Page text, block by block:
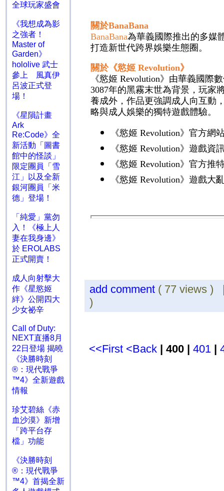
全球玩家盛會
《我想成為影
之強者！
Master of
Garden》
hololive 武士
參上 風真伊
呂波正式登
場！
《星隕計畫
Ark
Re:Code》全
新活動「圖書
館中的怪談」
限定團員「雪
江」以及全新
銀河團員「米
德」登場！
「純愛」黨勿
入！《極上人
妻在我身邊》
於 EROLABS
正式開賣！
成人向射擊大
作《星慾姬
絆》公開四大
少女祕辛
Call of Duty:
NEXT直播8月
22日登場 揭曉
《決勝時刻
®：現代戰爭
™4》全新遊戲
情報
珍艾碧絲《赤
血沙漠》新增
「跨平台存
檔」功能
《決勝時刻
®：現代戰爭
™4》首揭全新
關於BanaBana
BanaBana為華義國際推出的多媒
打造新世代跨界娛樂生態圈。
關於《慾姬 Revolution》
《慾姬 Revolution》由華義國際
3087年的黑霧末世為背景，玩家
養成外，作品更強調成人向互動
略與成人娛樂的獨特遊戲體驗。
《慾姬 Revolution》官方網
《慾姬 Revolution》遊戲資
《慾姬 Revolution》官方推
《慾姬 Revolution》遊戲大
add comment ( 77 views
)
<<First <Back | 400 | 401|